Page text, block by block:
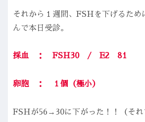
それから１週間、FSHを下げるため
んで本日受診。
採血 ： FSH30 / E2 81
卵胞 ： １個 （極小）
FSHが56→30に下がった！！（それ